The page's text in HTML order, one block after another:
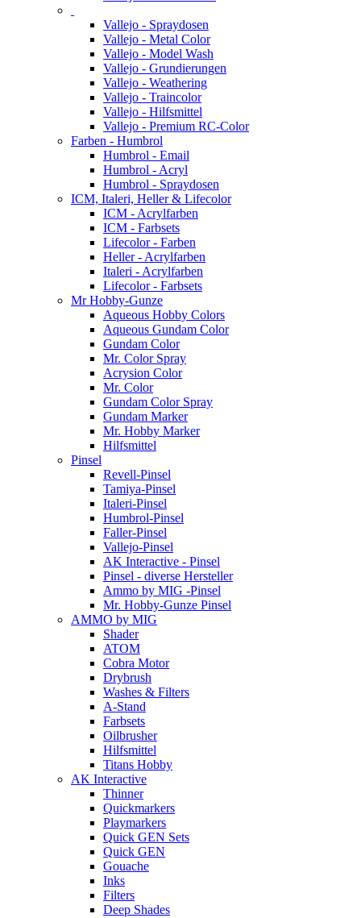
Vallejo - Spraydosen
Vallejo - Metal Color
Vallejo - Model Wash
Vallejo - Grundierungen
Vallejo - Weathering
Vallejo - Traincolor
Vallejo - Hilfsmittel
Vallejo - Premium RC-Color
Farben - Humbrol
Humbrol - Email
Humbrol - Acryl
Humbrol - Spraydosen
ICM, Italeri, Heller & Lifecolor
ICM - Acrylfarben
ICM - Farbsets
Lifecolor - Farben
Heller - Acrylfarben
Italeri - Acrylfarben
Lifecolor - Farbsets
Mr Hobby-Gunze
Aqueous Hobby Colors
Aqueous Gundam Color
Gundam Color
Mr. Color Spray
Acrysion Color
Mr. Color
Gundam Color Spray
Gundam Marker
Mr. Hobby Marker
Hilfsmittel
Pinsel
Revell-Pinsel
Tamiya-Pinsel
Italeri-Pinsel
Humbrol-Pinsel
Faller-Pinsel
Vallejo-Pinsel
AK Interactive - Pinsel
Pinsel - diverse Hersteller
Ammo by MIG -Pinsel
Mr. Hobby-Gunze Pinsel
AMMO by MIG
Shader
ATOM
Cobra Motor
Drybrush
Washes & Filters
A-Stand
Farbsets
Oilbrusher
Hilfsmittel
Titans Hobby
AK Interactive
Thinner
Quickmarkers
Playmarkers
Quick GEN Sets
Quick GEN
Gouache
Inks
Filters
Deep Shades